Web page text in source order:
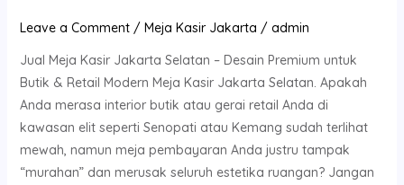
Leave a Comment / Meja Kasir Jakarta / admin
Jual Meja Kasir Jakarta Selatan – Desain Premium untuk
Butik & Retail Modern Meja Kasir Jakarta Selatan. Apakah
Anda merasa interior butik atau gerai retail Anda di
kawasan elit seperti Senopati atau Kemang sudah terlihat
mewah, namun meja pembayaran Anda justru tampak
“murahan” dan merusak seluruh estetika ruangan? Jangan